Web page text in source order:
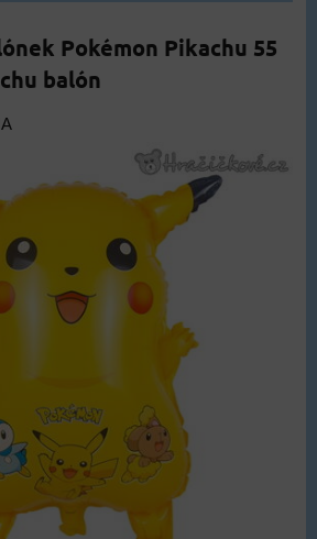
Pokémon Pikachu 55
balón